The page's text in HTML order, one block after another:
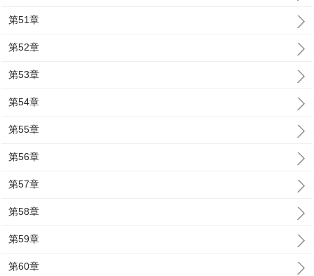
第51章
第52章
第53章
第54章
第55章
第56章
第57章
第58章
第59章
第60章